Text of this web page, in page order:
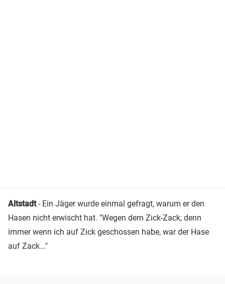
Altstadt- Ein Jäger wurde einmal gefragt, warum er den
Hasen nicht erwischt hat. "Wegen dem Zick-Zack, denn
immer wenn ich auf Zick geschossen habe, war der Hase
auf Zack..."